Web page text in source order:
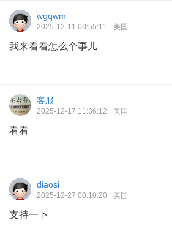
wgqwm
2025-12-11 00:55:11 美国
我来看看怎么个事儿
客服
2025-12-17 11:36:12 美国
看看
diaosi
2025-12-27 00:10:20 美国
支持一下